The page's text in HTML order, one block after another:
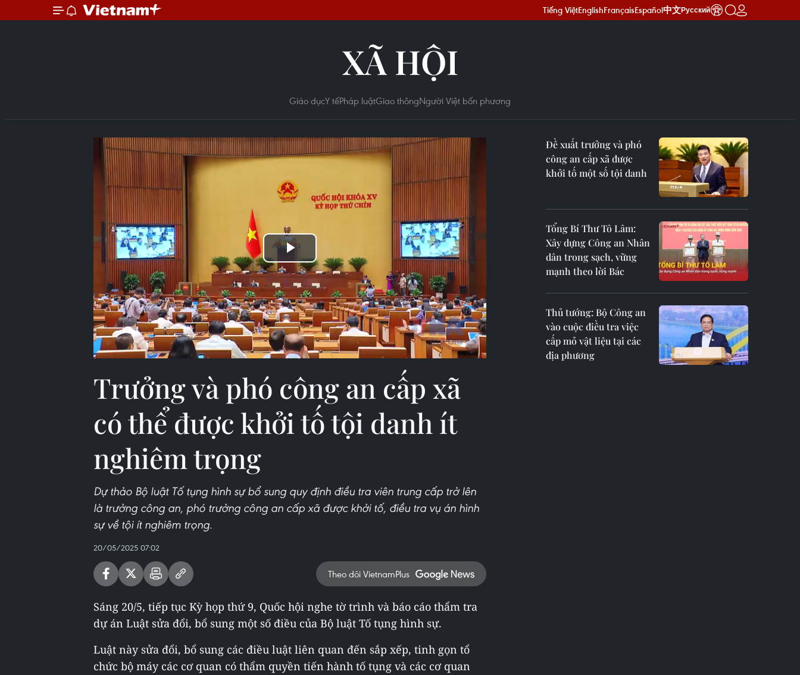
Tiếng ViệtEnglishFrançaisEspañol中文Русский
XÃ HỘI
Giáo dụcY tếPháp luậtGiao thôngNgười Việt bốn phương
Play
Video
Trưởng và phó công an cấp xã
có thể được khởi tố tội danh ít
nghiêm trọng
Dự thảo Bộ luật Tố tụng hình sự bổ sung quy định điều tra viên trung cấp trở lên
là trưởng công an, phó trưởng công an cấp xã được khởi tố, điều tra vụ án hình
sự về tội ít nghiêm trọng.
20/05/2025 07:02
Theo dõi VietnamPlus
Sáng 20/5, tiếp tục Kỳ họp thứ 9, Quốc hội nghe tờ trình và báo cáo thẩm tra
dự án Luật sửa đổi, bổ sung một số điều của Bộ luật Tố tụng hình sự.
Luật này sửa đổi, bổ sung các điều luật liên quan đến sắp xếp, tinh gọn tổ
chức bộ máy các cơ quan có thẩm quyền tiến hành tố tụng và các cơ quan
Đề xuất trưởng và phó
công an cấp xã được
khởi tố một số tội danh
Tổng Bí Thư Tô Lâm:
Xây dựng Công an Nhân
dân trong sạch, vững
mạnh theo lời Bác
Thủ tướng: Bộ Công an
vào cuộc điều tra việc
cấp mỏ vật liệu tại các
địa phương